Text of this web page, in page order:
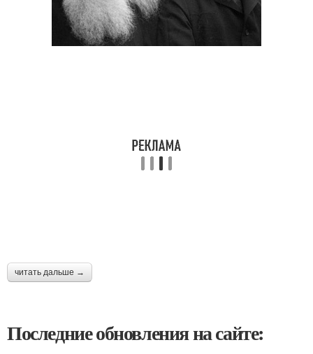
читать дальше →
Последние обновления на сайте: